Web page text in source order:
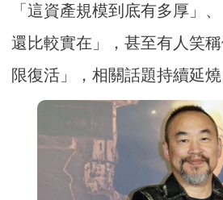
「這資產規模到底有多厚」
還比較實在」，甚至有人笑
限復活」，相關話題持續延燒